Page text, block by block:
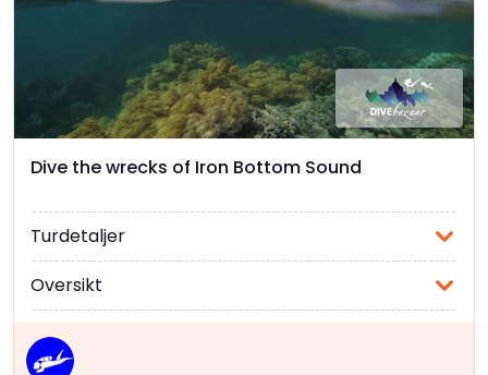
Dive the wrecks of Iron Bottom Sound
Turdetaljer
Oversikt